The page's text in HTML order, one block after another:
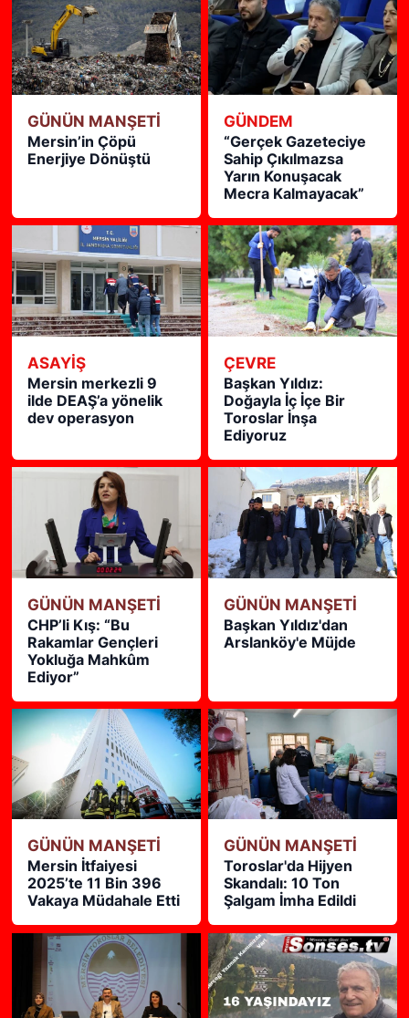
GÜNÜN MANŞETİ
Mersin’in Çöpü
Enerjiye Dönüştü
GÜNDEM
“Gerçek Gazeteciye
Sahip Çıkılmazsa
Yarın Konuşacak
Mecra Kalmayacak”
ASAYİŞ
Mersin merkezli 9
ilde DEAŞ’a yönelik
dev operasyon
ÇEVRE
Başkan Yıldız:
Doğayla İç İçe Bir
Toroslar İnşa
Ediyoruz
GÜNÜN MANŞETİ
CHP’li Kış: “Bu
Rakamlar Gençleri
Yokluğa Mahkûm
Ediyor”
GÜNÜN MANŞETİ
Başkan Yıldız'dan
Arslanköy'e Müjde
GÜNÜN MANŞETİ
Mersin İtfaiyesi
2025’te 11 Bin 396
Vakaya Müdahale Etti
GÜNÜN MANŞETİ
Toroslar'da Hijyen
Skandalı: 10 Ton
Şalgam İmha Edildi